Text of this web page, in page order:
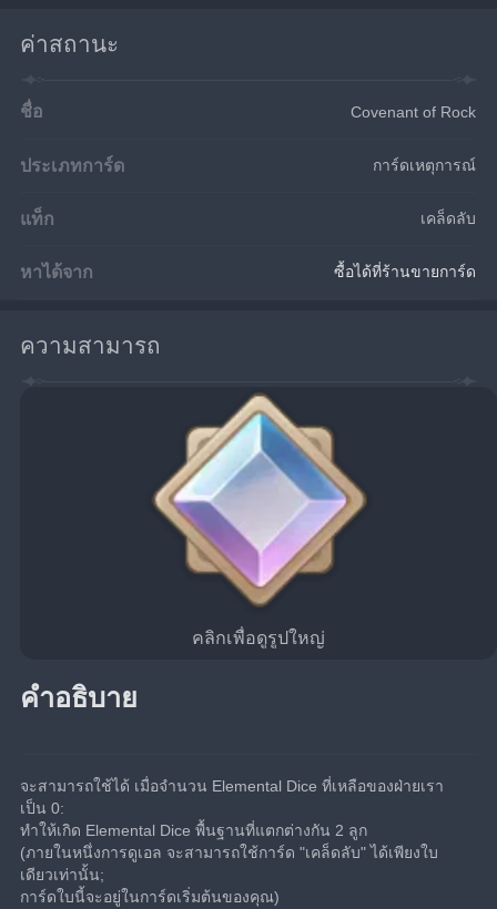
ค่าสถานะ
ชื่อ Covenant of Rock
ประเภทการ์ด การ์ดเหตุการณ์
แท็ก เคล็ดลับ
หาได้จาก ซื้อได้ที่ร้านขายการ์ด
ความสามารถ
คลิกเพื่อดูรูปใหญ่
คำอธิบาย
จะสามารถใช้ได้ เมื่อจำนวน Elemental Dice ที่เหลือของฝ่ายเรา
เป็น 0:
ทำให้เกิด Elemental Dice พื้นฐานที่แตกต่างกัน 2 ลูก
(ภายในหนึ่งการดูเอล จะสามารถใช้การ์ด "เคล็ดลับ" ได้เพียงใบ
เดียวเท่านั้น;
การ์ดใบนี้จะอยู่ในการ์ดเริ่มต้นของคุณ)